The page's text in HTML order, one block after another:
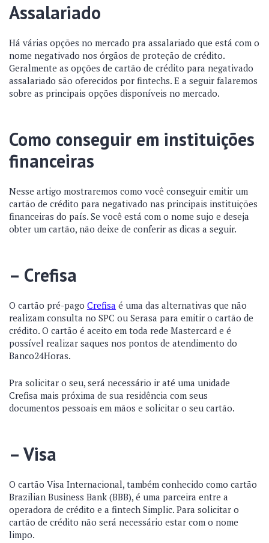
Assalariado
Há várias opções no mercado pra assalariado que está com o
nome negativado nos órgãos de proteção de crédito.
Geralmente as opções de cartão de crédito para negativado
assalariado são oferecidos por fintechs. E a seguir falaremos
sobre as principais opções disponíveis no mercado.
Como conseguir em instituições
financeiras
Nesse artigo mostraremos como você conseguir emitir um
cartão de crédito para negativado nas principais instituições
financeiras do país. Se você está com o nome sujo e deseja
obter um cartão, não deixe de conferir as dicas a seguir.
– Crefisa
O cartão pré-pago Crefisa é uma das alternativas que não
realizam consulta no SPC ou Serasa para emitir o cartão de
crédito. O cartão é aceito em toda rede Mastercard e é
possível realizar saques nos pontos de atendimento do
Banco24Horas.
Pra solicitar o seu, será necessário ir até uma unidade
Crefisa mais próxima de sua residência com seus
documentos pessoais em mãos e solicitar o seu cartão.
– Visa
O cartão Visa Internacional, também conhecido como cartão
Brazilian Business Bank (BBB), é uma parceira entre a
operadora de crédito e a fintech Simplic. Para solicitar o
cartão de crédito não será necessário estar com o nome
limpo.